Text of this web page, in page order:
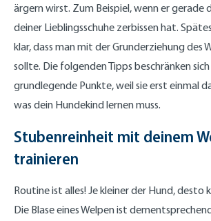
ärgern wirst. Zum Beispiel, wenn er gerade
deiner Lieblingsschuhe zerbissen hat.
klar, dass man mit der Grunderziehung des
sollte. Die folgenden Tipps beschränken
grundlegende Punkte, weil sie erst einmal
was dein Hundekind lernen muss.
Stubenreinheit mit deinem
trainieren
Routine ist alles! Je kleiner der Hund, desto
Die Blase eines Welpen ist